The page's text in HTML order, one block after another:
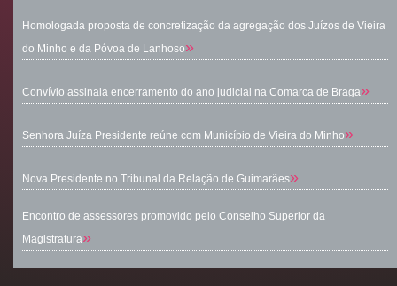
Homologada proposta de concretização da agregação dos Juízos de Vieira
do Minho e da Póvoa de Lanhoso»
Convívio assinala encerramento do ano judicial na Comarca de Braga»
Senhora Juíza Presidente reúne com Município de Vieira do Minho»
Nova Presidente no Tribunal da Relação de Guimarães»
Encontro de assessores promovido pelo Conselho Superior da
Magistratura»